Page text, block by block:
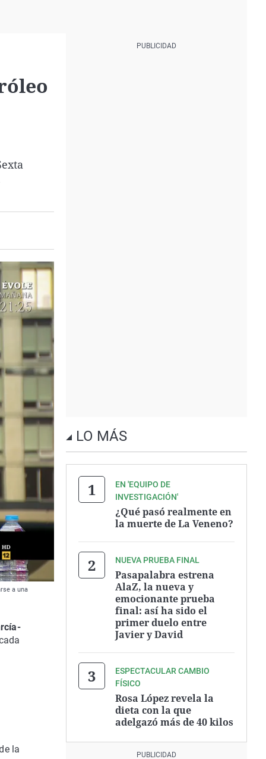
a una
la
LO MÁS
EN 'EQUIPO DE
INVESTIGACIÓN'
¿Qué pasó realmente en
la muerte de La Veneno?
NUEVA PRUEBA FINAL
Pasapalabra estrena
AlaZ, la nueva y
emocionante prueba
final: así ha sido el
primer duelo entre
Javier y David
ESPECTACULAR CAMBIO
FÍSICO
Rosa López revela la
dieta con la que
adelgazó más de 40 kilos